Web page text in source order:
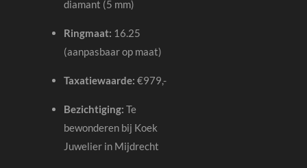
diamant (5 mm)
Ringmaat: 16.25
(aanpasbaar op maat)
Taxatiewaarde: €979,-
Bezichtiging: Te
bewonderen bij Koek
Juwelier in Mijdrecht